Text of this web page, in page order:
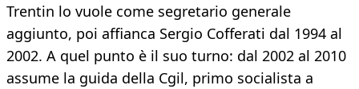
Trentin lo vuole come segretario generale
aggiunto, poi affianca Sergio Cofferati dal 1994 al
2002. A quel punto è il suo turno: dal 2002 al 2010
assume la guida della Cgil, primo socialista a